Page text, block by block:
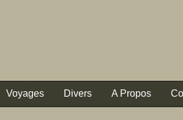
Voyages Divers A Propos